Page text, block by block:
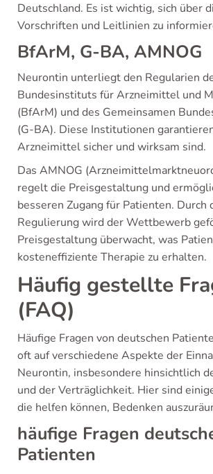
Deutschland. Es ist wichtig, sich über
Vorschriften und Leitlinien zu
BfArM, G-BA, AMNOG
Neurontin unterliegt den Regularien
Bundesinstituts für Arzneimittel und
(BfArM) und des Gemeinsamen
(G-BA). Diese Institutionen
Arzneimittel sicher und wirksam sind.
Das AMNOG
regelt die Preisgestaltung und
besseren Zugang für Patienten. Durch
Regulierung wird der Wettbewerb
Preisgestaltung überwacht, was
kosteneffiziente Therapie zu erhalten.
Häufig gestellte
(FAQ)
Häufige Fragen von deutschen
oft auf verschiedene Aspekte der
Neurontin, insbesondere hinsichtlich
und der Verträglichkeit. Hier sind
die helfen können, Bedenken
häufige Fragen
Patienten